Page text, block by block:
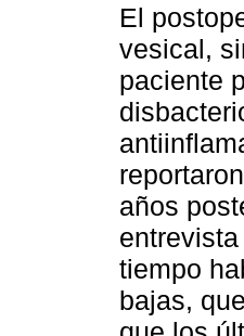
El
vesical,
paciente
años
tiempo
bajas,